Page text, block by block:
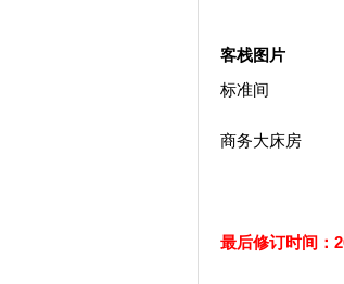
客栈图片
标准间
商务大床房
最后修订时间：